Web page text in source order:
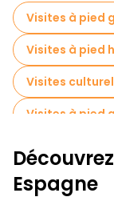
Visites à pied
Visites à pied
Visites
Visites à pied
Visite gratuite
Tours à vélo à
Espagne